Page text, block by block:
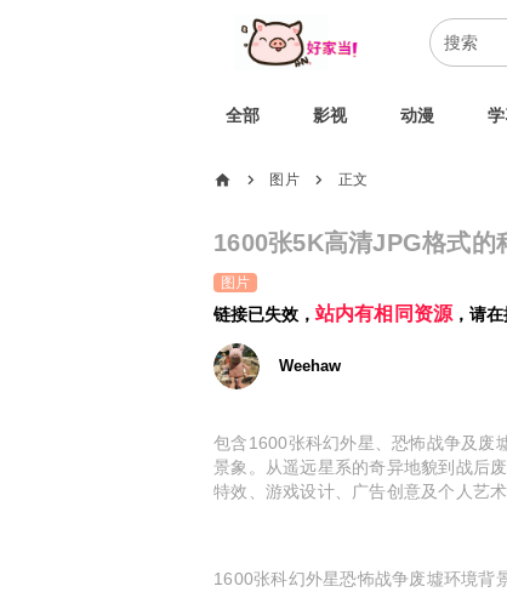
全部 影视 动漫
home chevron_right 图片 chevron_right 正文
1600张5K高清JPG格式的
图片
链接已失效，站内有相同资源，请
Weehaw
包含1600张科幻外星、恐怖战争及废
景象。从遥远星系的奇异地貌到战后
特效、游戏设计、广告创意及个人艺
1600张科幻外星恐怖战争废墟环境背